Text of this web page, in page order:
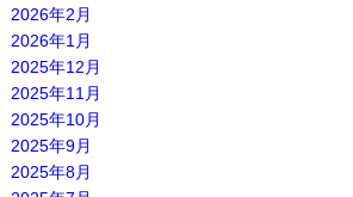
2026年2月
2026年1月
2025年12月
2025年11月
2025年10月
2025年9月
2025年8月